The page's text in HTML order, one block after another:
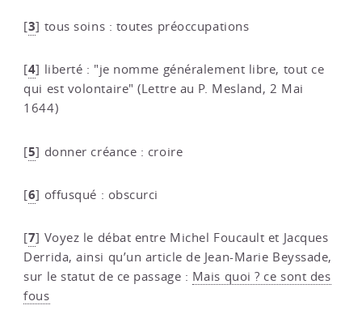
[3] tous soins : toutes préoccupations
[4] liberté : "je nomme généralement libre, tout ce
qui est volontaire" (Lettre au P. Mesland, 2 Mai
1644)
[5] donner créance : croire
[6] offusqué : obscurci
[7] Voyez le débat entre Michel Foucault et Jacques
Derrida, ainsi qu’un article de Jean-Marie Beyssade,
sur le statut de ce passage : Mais quoi ? ce sont des
fous